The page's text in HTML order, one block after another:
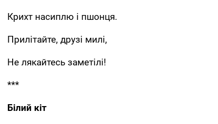
Крихт насиплю і пшонця.
Прилітайте, друзі милі,
Не лякайтесь заметілі!
***
Білий кіт